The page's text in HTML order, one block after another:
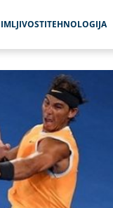
TEHNOLOGIJA